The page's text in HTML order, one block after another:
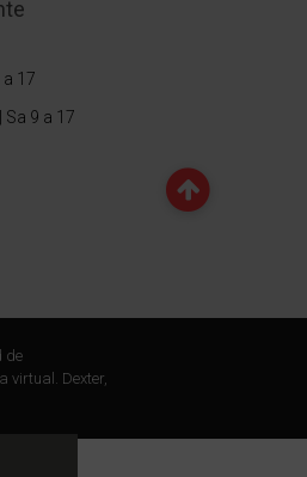
a 17
Sa 9 a 17
de
virtual. Dexter,